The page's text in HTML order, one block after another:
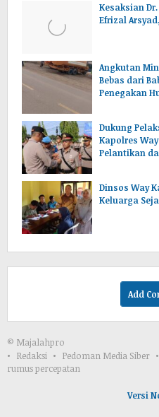
Kesaksian
Efrizal
Angkutan
Bebas dari
Penegakan
Dukung
Kapolres
Pelantikan
Dinsos Way
Keluarga
Add
© Majalahpro
Redaksi
Pedoman Media Siber
rumus percepatan
Versi